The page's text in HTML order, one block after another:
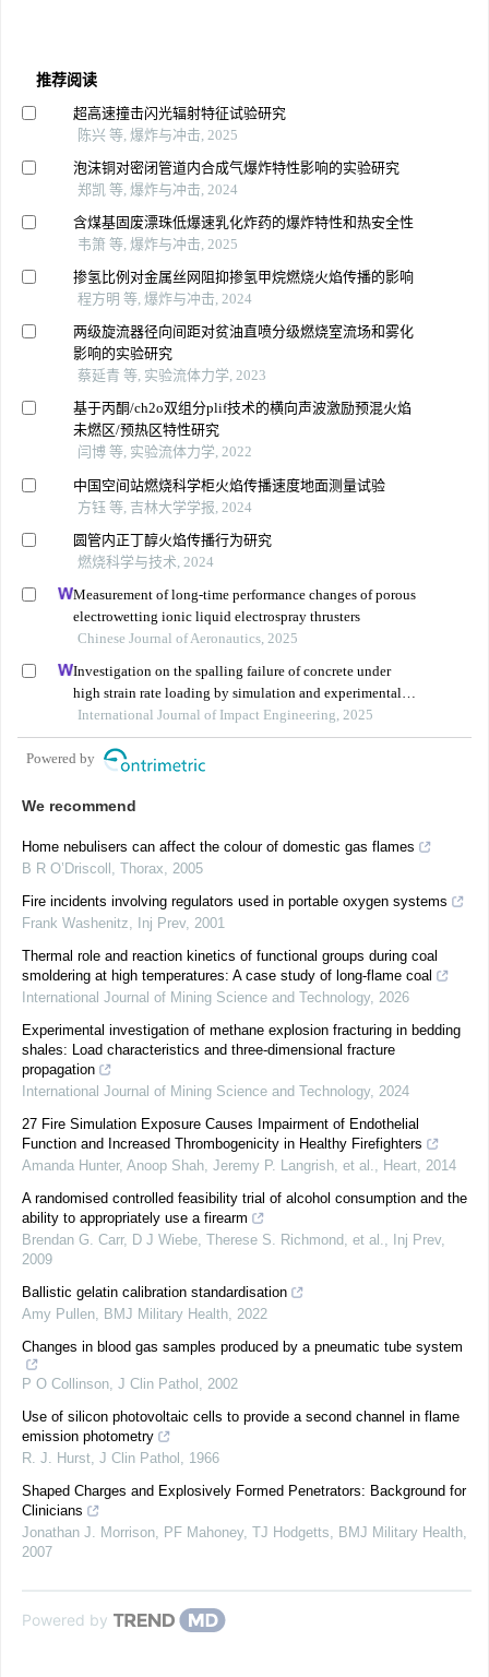
推荐阅读
超高速撞击闪光辐射特征试验研究
陈兴 等, 爆炸与冲击, 2025
泡沫铜对密闭管道内合成气爆炸特性影响的实验研究
郑凯 等, 爆炸与冲击, 2024
含煤基固废漂珠低爆速乳化炸药的爆炸特性和热安全性
韦箫 等, 爆炸与冲击, 2025
掺氢比例对金属丝网阻抑掺氢甲烷燃烧火焰传播的影响
程方明 等, 爆炸与冲击, 2024
两级旋流器径向间距对贫油直喷分级燃烧室流场和雾化
影响的实验研究
蔡延青 等, 实验流体力学, 2023
基于丙酮/ch2o双组分plif技术的横向声波激励预混火焰
未燃区/预热区特性研究
闫博 等, 实验流体力学, 2022
中国空间站燃烧科学柜火焰传播速度地面测量试验
方钰 等, 吉林大学学报, 2024
圆管内正丁醇火焰传播行为研究
燃烧科学与技术, 2024
Measurement of long-time performance changes of porous
electrowetting ionic liquid electrospray thrusters
Chinese Journal of Aeronautics, 2025
Investigation on the spalling failure of concrete under
high strain rate loading by simulation and experimental
method
International Journal of Impact Engineering, 2025
Powered by
We recommend
Home nebulisers can affect the colour of domestic gas flames
B R O’Driscoll
Thorax
2005
Fire incidents involving regulators used in portable oxygen systems
Frank Washenitz
Inj Prev, 2001
Thermal role and reaction kinetics of functional groups during coal
smoldering at high temperatures: A case study of long-flame coal
International Journal of Mining Science and Technology, 2026
Experimental investigation of methane explosion fracturing in bedding
shales: Load characteristics and three-dimensional fracture
propagation
International Journal of Mining Science and Technology, 2024
27 Fire Simulation Exposure Causes Impairment of Endothelial
Function and Increased Thrombogenicity in Healthy Firefighters
Amanda Hunter, Anoop Shah, Jeremy P. Langrish, et al.
Heart 2014
A randomised controlled feasibility trial of alcohol consumption and the
ability to appropriately use a firearm
Brendan G. Carr, D J Wiebe, Therese S. Richmond, et al.
Inj Prev,
2009
Ballistic gelatin calibration standardisation
Amy Pullen
BMJ Military Health 2022
Changes in blood gas samples produced by a pneumatic tube system
P O Collinson J Clin Pathol
2002
Use of silicon photovoltaic cells to provide a second channel in flame
emission photometry
R. J. Hurst J Clin Pathol
1966
Shaped Charges and Explosively Formed Penetrators: Background for
Clinicians
Jonathan J. Morrison, PF Mahoney, TJ Hodgetts
BMJ Military Health
2007
Powered by